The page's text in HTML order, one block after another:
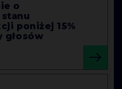
o
poniżej 15%
głosów